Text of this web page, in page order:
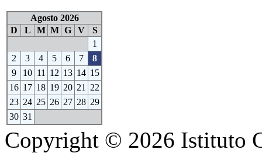
Agosto 2026
D
L M M G V
S
1
2
3 4 5 6 7
8
9
10 11 12 13 14 15
16 17 18 19 20 21
22
23 24 25 26 27 28 29
30 31
Copyright © 2026 Istituto